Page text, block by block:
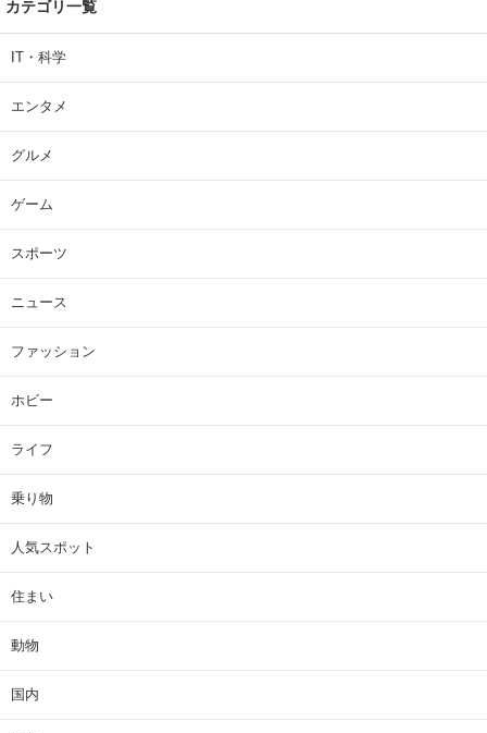
カテゴリ一覧
IT・科学
エンタメ
グルメ
ゲーム
スポーツ
ニュース
ファッション
ホビー
ライフ
乗り物
人気スポット
住まい
動物
国内